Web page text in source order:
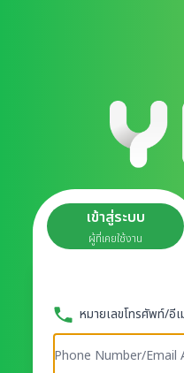
เข้าสู่ระบบ
ผู้ที่เคยใช้งาน
หมายเลขโทรศัพท์/อีเ